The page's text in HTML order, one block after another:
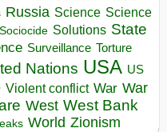
Russia Science Science
Sociocide Solutions State
Surveillance Torture
Nations USA US
Violent conflict War War
West West Bank
World Zionism